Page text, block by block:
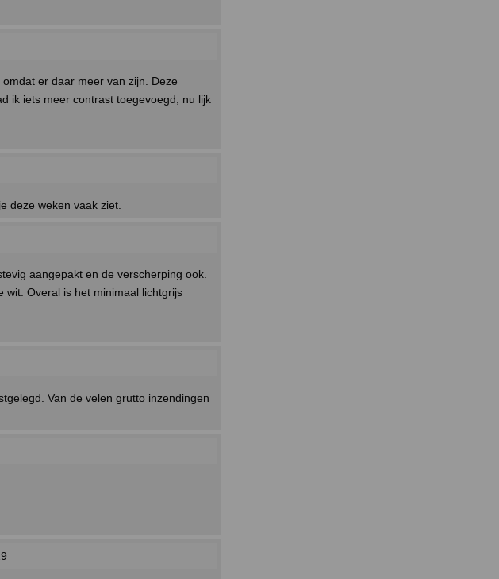
er daar meer van zijn. Deze
ik iets meer contrast toegevoegd, nu lijk
deze weken vaak ziet.
aangepakt en de verscherping ook.
wit. Overal is het minimaal lichtgrijs
Van de velen grutto inzendingen